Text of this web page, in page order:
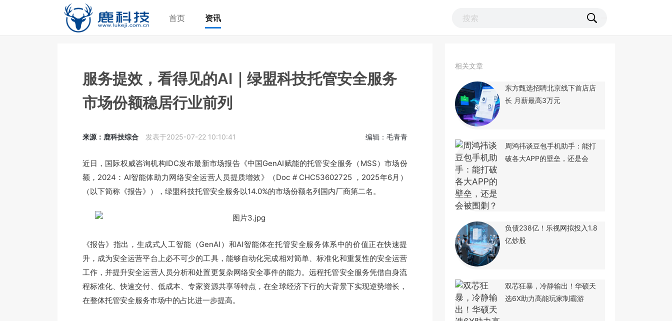
首页 资讯
服务提效，看得见的AI｜绿盟科技托管安全服务
市场份额稳居行业前列
来源：鹿科技综合 发表于2025-07-22 10:10:41 编辑：毛青青
近日，国际权威咨询机构IDC发布最新市场报告《中国GenAI赋能的托管安全服务（MSS）市场份
额，2024：AI智能体助力网络安全运营人员提质增效》（Doc # CHC53602725 ，2025年6月）
（以下简称《报告》），绿盟科技托管安全服务以14.0%的市场份额名列国内厂商第二名。
《报告》指出，生成式人工智能（GenAI）和AI智能体在托管安全服务体系中的价值正在快速提
升，成为安全运营平台上必不可少的工具，能够自动化完成相对简单、标准化和重复性的安全运营
工作，并提升安全运营人员分析和处置更复杂网络安全事件的能力。远程托管安全服务凭借自身流
程标准化、快速交付、低成本、专家资源共享等特点，在全球经济下行的大背景下实现逆势增长，
在整体托管安全服务市场中的占比进一步提高。
相关文章
东方甄选招聘北京线下首店店
长 月薪最高3万元
周鸿祎谈豆包手机助手：能打
破各大APP的壁垒，还是会
负债238亿！乐视网拟投入1.8
亿炒股
双芯狂暴，冷静输出！华硕天
选6X助力高能玩家制霸游